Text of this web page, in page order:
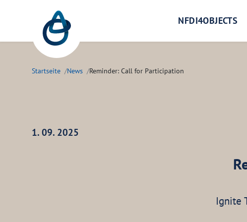
Zum Hauptinhalt springen
NFDI4OBJECTS
Startseite News Reminder: Call for Participation
1. 09. 2025
Ignite